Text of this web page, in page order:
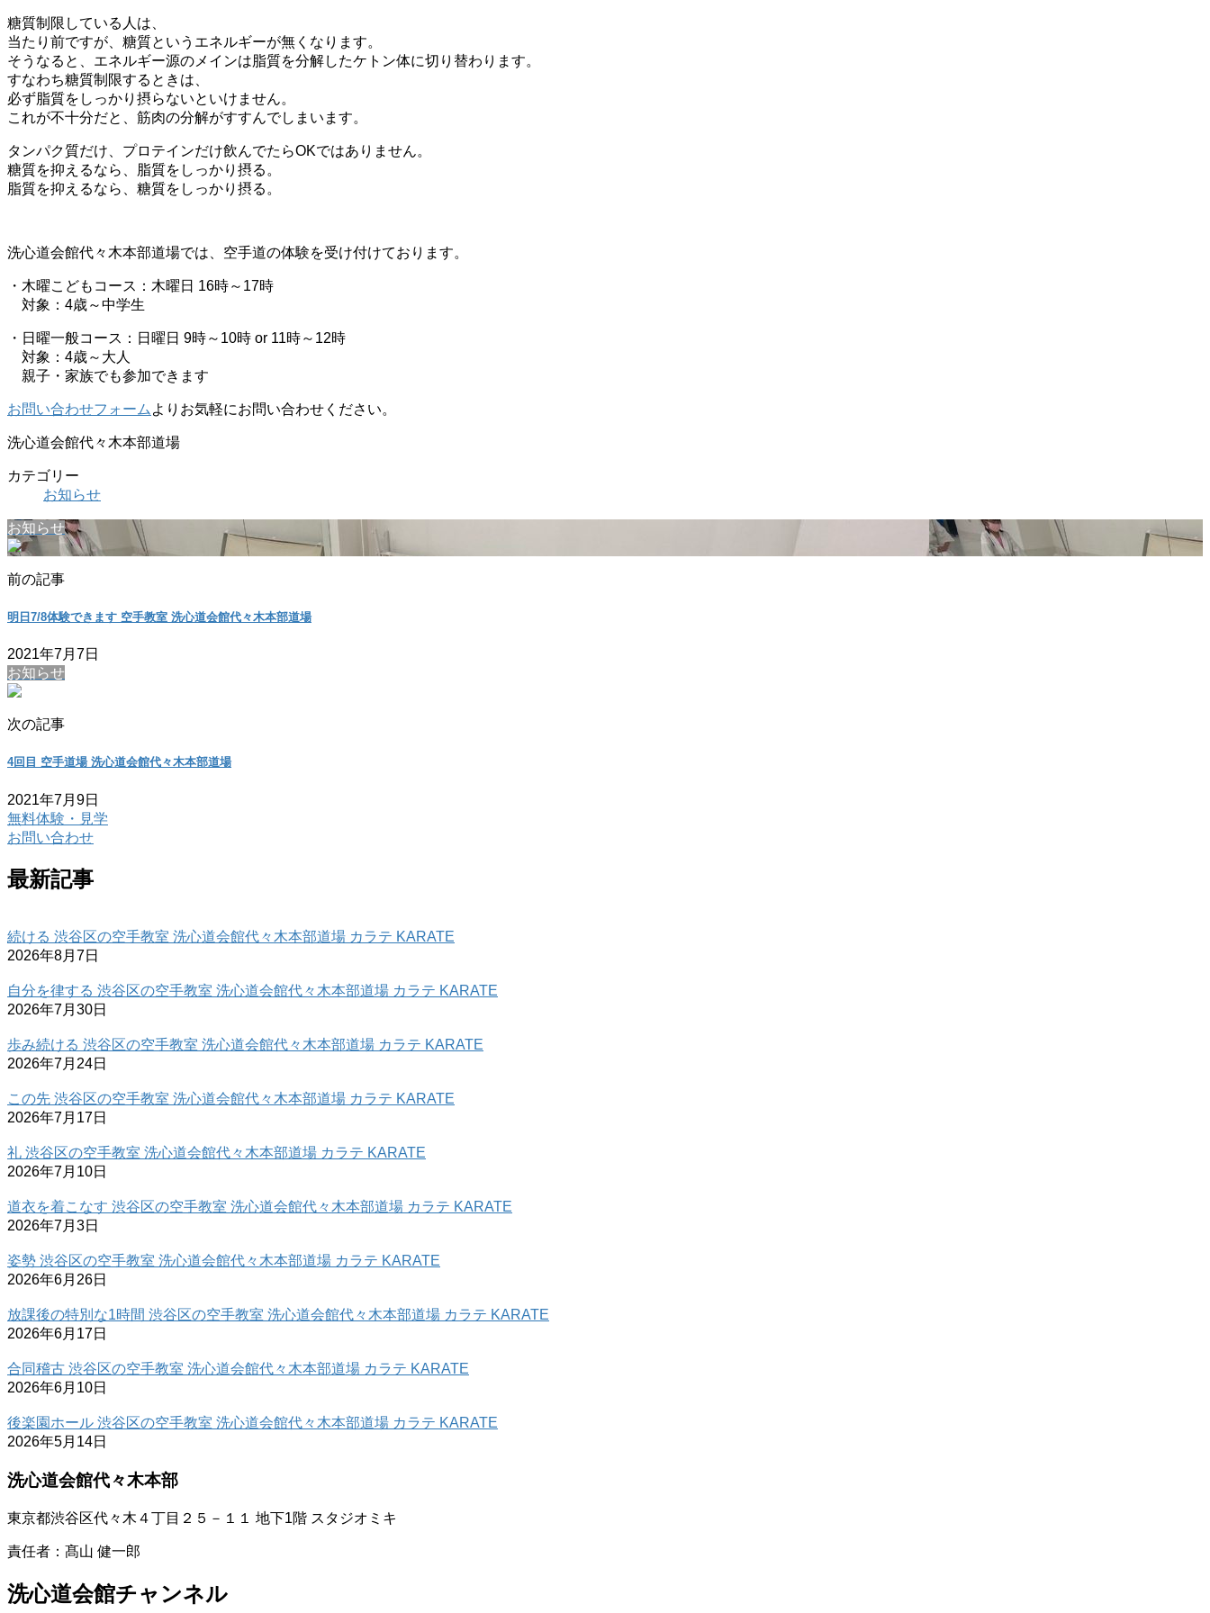
糖質制限している人は、
当たり前ですが、糖質というエネルギーが無くなります。
そうなると、エネルギー源のメインは脂質を分解したケトン体に切り替わります。
すなわち糖質制限するときは、
必ず脂質をしっかり摂らないといけません。
これが不十分だと、筋肉の分解がすすんでしまいます。
タンパク質だけ、プロテインだけ飲んでたらOKではありません。
糖質を抑えるなら、脂質をしっかり摂る。
脂質を抑えるなら、糖質をしっかり摂る。
洗心道会館代々木本部道場では、空手道の体験を受け付けております。
・木曜こどもコース：木曜日 16時～17時
対象：4歳～中学生
・日曜一般コース：日曜日 9時～10時 or 11時～12時
対象：4歳～大人
親子・家族でも参加できます
お問い合わせフォーム よりお気軽にお問い合わせください。
洗心道会館代々木本部道場
カテゴリー
お知らせ
お知らせ
前の記事
明日7/8体験できます 空手教室 洗心道会館代々木本部道場
2021年7月7日
お知らせ
次の記事
4回目 空手道場 洗心道会館代々木本部道場
2021年7月9日
無料体験・見学
お問い合わせ
最新記事
続ける 渋谷区の空手教室 洗心道会館代々木本部道場 カラテ KARATE
2026年8月7日
自分を律する 渋谷区の空手教室 洗心道会館代々木本部道場 カラテ KARATE
2026年7月30日
歩み続ける 渋谷区の空手教室 洗心道会館代々木本部道場 カラテ KARATE
2026年7月24日
この先 渋谷区の空手教室 洗心道会館代々木本部道場 カラテ KARATE
2026年7月17日
礼 渋谷区の空手教室 洗心道会館代々木本部道場 カラテ KARATE
2026年7月10日
道衣を着こなす 渋谷区の空手教室 洗心道会館代々木本部道場 カラテ KARATE
2026年7月3日
姿勢 渋谷区の空手教室 洗心道会館代々木本部道場 カラテ KARATE
2026年6月26日
放課後の特別な1時間 渋谷区の空手教室 洗心道会館代々木本部道場 カラテ KARATE
2026年6月17日
合同稽古 渋谷区の空手教室 洗心道会館代々木本部道場 カラテ KARATE
2026年6月10日
後楽園ホール 渋谷区の空手教室 洗心道会館代々木本部道場 カラテ KARATE
2026年5月14日
洗心道会館代々木本部
東京都渋谷区代々木４丁目２５－１１ 地下1階 スタジオミキ
責任者：髙山 健一郎
洗心道会館チャンネル